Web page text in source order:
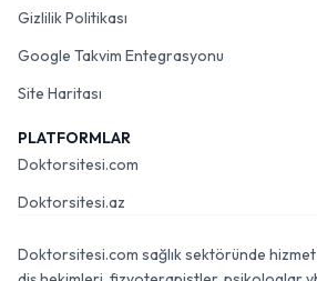
Gizlilik Politikası
Google Takvim Entegrasyonu
Site Haritası
PLATFORMLAR
Doktorsitesi.com
Doktorsitesi.az
Doktorsitesi.com sağlık sektöründe